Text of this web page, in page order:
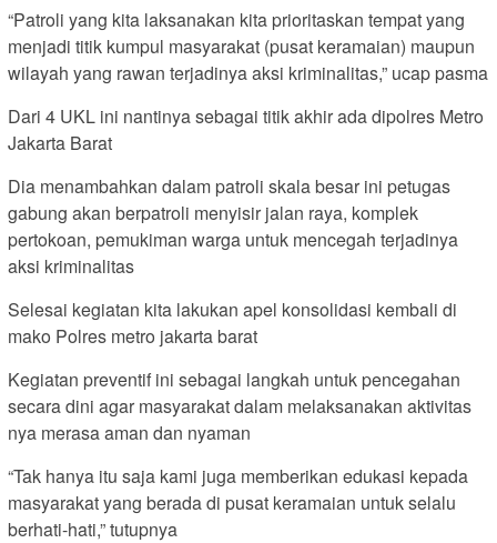
“Patroli yang kita laksanakan kita prioritaskan tempat yang
menjadi titik kumpul masyarakat (pusat keramaian) maupun
wilayah yang rawan terjadinya aksi kriminalitas,” ucap pasma
Dari 4 UKL ini nantinya sebagai titik akhir ada dipolres Metro
Jakarta Barat
Dia menambahkan dalam patroli skala besar ini petugas
gabung akan berpatroli menyisir jalan raya, komplek
pertokoan, pemukiman warga untuk mencegah terjadinya
aksi kriminalitas
Selesai kegiatan kita lakukan apel konsolidasi kembali di
mako Polres metro jakarta barat
Kegiatan preventif ini sebagai langkah untuk pencegahan
secara dini agar masyarakat dalam melaksanakan aktivitas
nya merasa aman dan nyaman
“Tak hanya itu saja kami juga memberikan edukasi kepada
masyarakat yang berada di pusat keramaian untuk selalu
berhati-hati,” tutupnya